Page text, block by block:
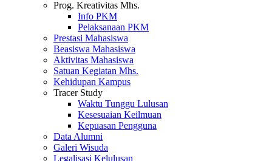
Prog. Kreativitas Mhs.
Info PKM
Pelaksanaan PKM
Prestasi Mahasiswa
Beasiswa Mahasiswa
Aktivitas Mahasiswa
Satuan Kegiatan Mhs.
Kehidupan Kampus
Tracer Study
Waktu Tunggu Lulusan
Kesesuaian Keilmuan
Kepuasan Pengguna
Data Alumni
Galeri Wisuda
Legalisasi Kelulusan